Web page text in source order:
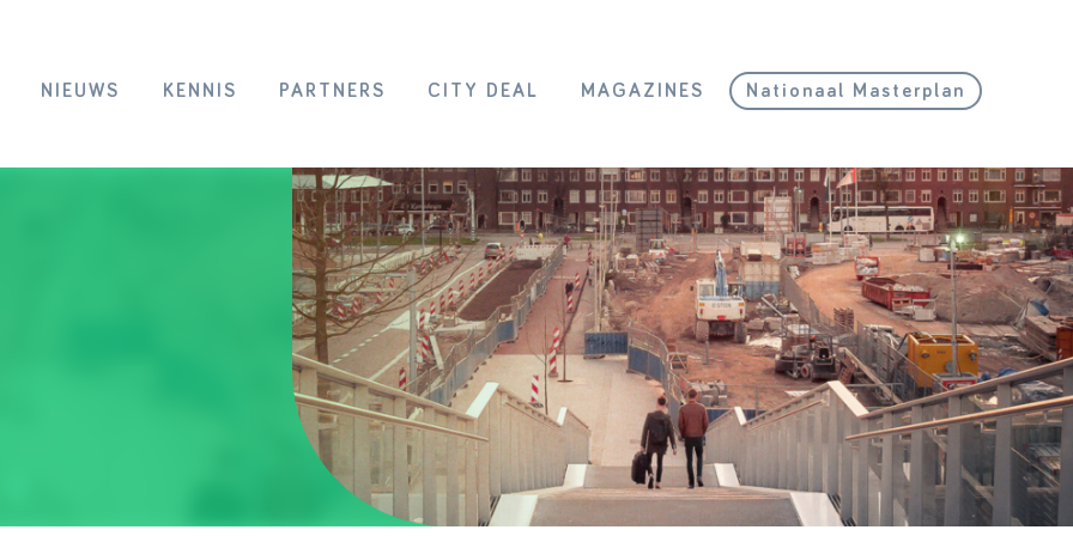
NIEUWS KENNIS PARTNERS CITY DEAL MAGAZINES Nationaal Masterplan